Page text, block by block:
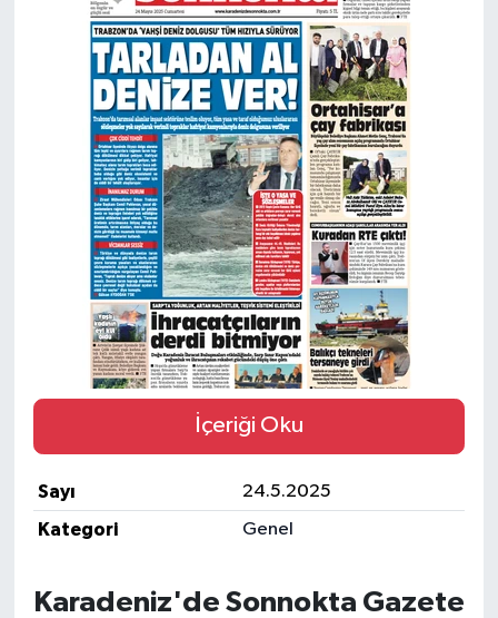
İçeriği Oku
Sayı
24.5.2025
Kategori
Genel
Karadeniz'de Sonnokta Gazete
SİYASET
Teknoloji
TRABZON
TRABZONSPOR
Yaşam